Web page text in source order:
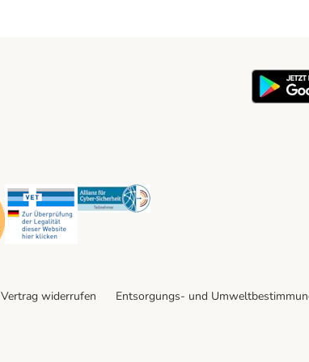
Security Security Security
Vertrag widerrufen Entsorgungs- und